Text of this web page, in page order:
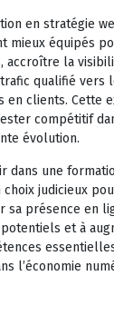
en stratégie
mieux équipés
accroître la
qualifié vers
en clients. Cette
compétitif
évolution.
dans une
judicieux
sa présence en
et à
l’économie